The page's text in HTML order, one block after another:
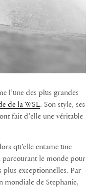
l’une des plus grandes
de la WSL. Son style, ses
fait d’elle une véritable
qu’elle entame une
parcourant le monde pour
plus exceptionnelles. Par
mondiale de Stephanie,